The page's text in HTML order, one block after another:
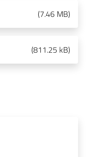
(7.46 MB)
(811.25 kB)